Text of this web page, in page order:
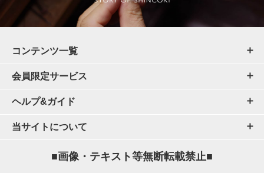
コンテンツ一覧
会員限定サービス
ヘルプ&ガイド
当サイトについて
■画像・テキスト等無断転載禁止■